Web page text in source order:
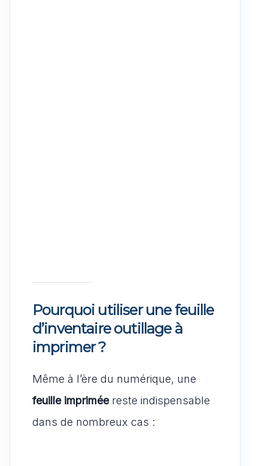
Pourquoi utiliser une feuille
d’inventaire outillage à
imprimer ?
Même à l’ère du numérique, une
feuille impriméereste indispensable
dans de nombreux cas :